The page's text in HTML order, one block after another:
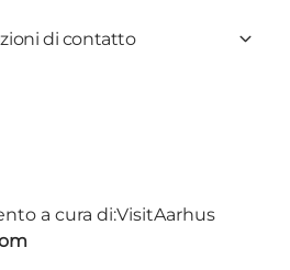
di contatto
a cura di:VisitAarhus